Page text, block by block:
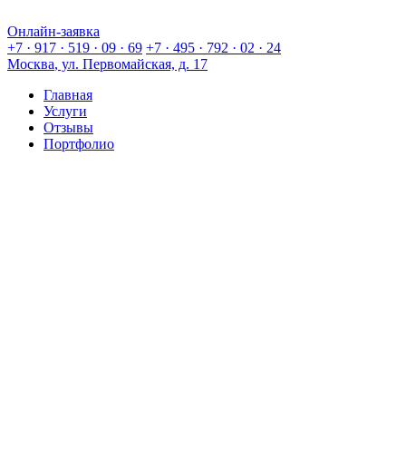
Онлайн-заявка
+7 · 917 · 519 · 09 · 69 +7 · 495 · 792 · 02 · 24
Москва, ул. Первомайская, д. 17
Главная
Услуги
Отзывы
Портфолио